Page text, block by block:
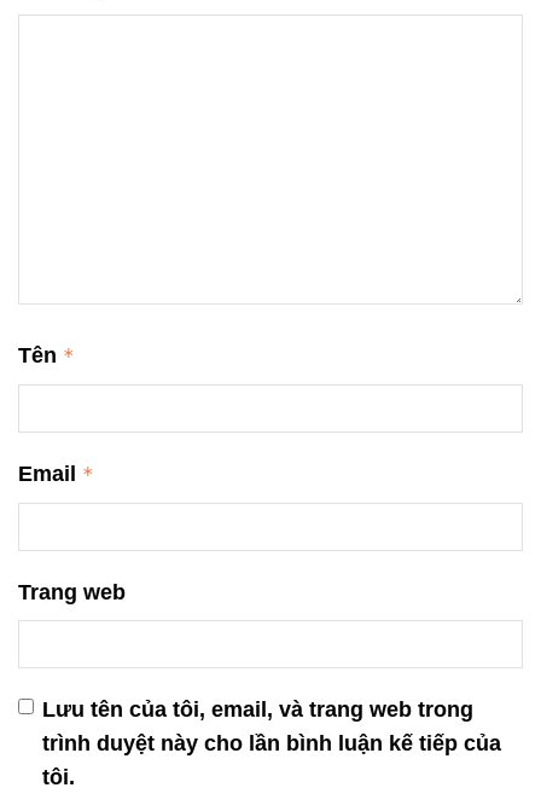
Tên *
Email *
Trang web
Lưu tên của tôi, email, và trang web trong
trình duyệt này cho lần bình luận kế tiếp của
tôi.